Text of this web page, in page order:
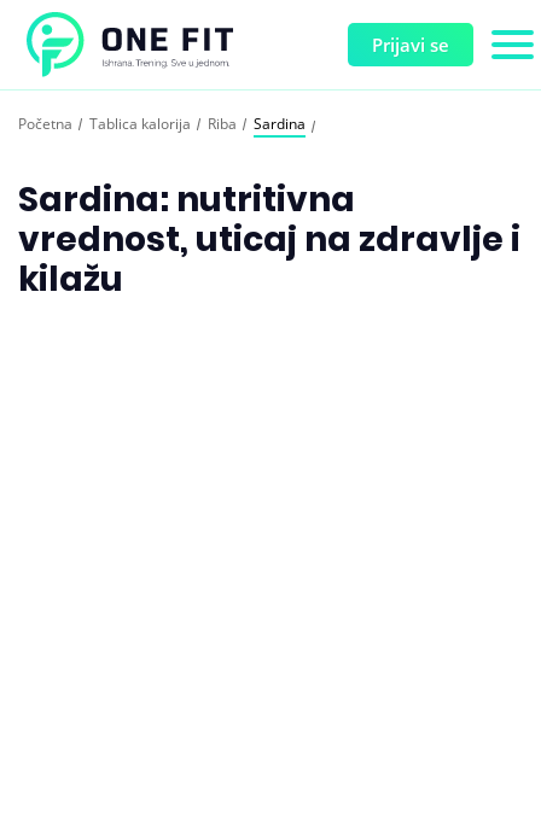
Prijavi se
Početna Tablica kalorija Riba Sardina
Sardina: nutritivna
vrednost, uticaj na zdravlje i
kilažu